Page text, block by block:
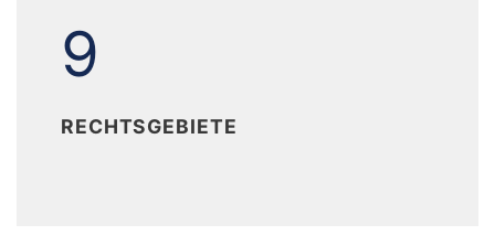
9
RECHTSGEBIETE